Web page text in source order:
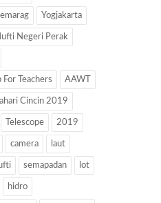
Yogjakarta
Negeri Perak
Teachers AAWT
Cincin 2019
Telescope 2019
camera laut
semapadan lot
hidro